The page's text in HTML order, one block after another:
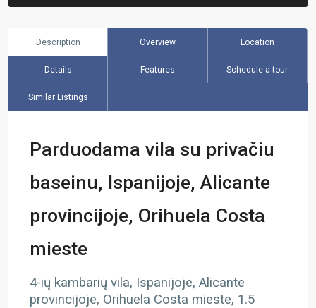
Description Overview Location
Details Features Schedule a tour
Similar Listings
Parduodama vila su privačiu
baseinu, Ispanijoje, Alicante
provincijoje, Orihuela Costa
mieste
4-ių kambarių vila, Ispanijoje, Alicante
provincijoje, Orihuela Costa mieste, 1.5